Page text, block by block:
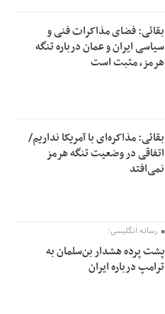
بقائی: فضای مذاکرات فنی و
سیاسی ایران و عمان درباره تنگه
هرمز، مثبت است
بقائی: مذاکره‌ای با آمریکا نداریم/
اتفاقی در وضعیت تنگه هرمز
نمی‌افتد
رسانه انگلیسی؛
پشت پرده هشدار بن‌سلمان به
ترامپ درباره ایران